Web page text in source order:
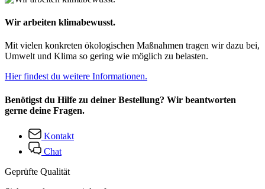
Wir arbeiten klimabewusst.
Mit vielen konkreten ökologischen Maßnahmen tragen wir dazu bei,
Umwelt und Klima so gering wie möglich zu belasten.
Hier findest du weitere Informationen.
Benötigst du Hilfe zu deiner Bestellung? Wir beantworten
gerne deine Fragen.
Kontakt
Chat
Geprüfte Qualität